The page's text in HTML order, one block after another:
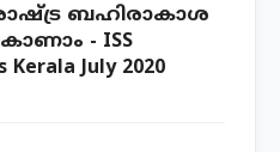
ബഹിരാകാശ
- ISS
Kerala July 2020